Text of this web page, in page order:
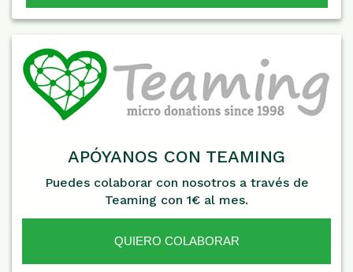
APÓYANOS CON TEAMING
Puedes colaborar con nosotros a través de
Teaming con 1€ al mes.
QUIERO COLABORAR